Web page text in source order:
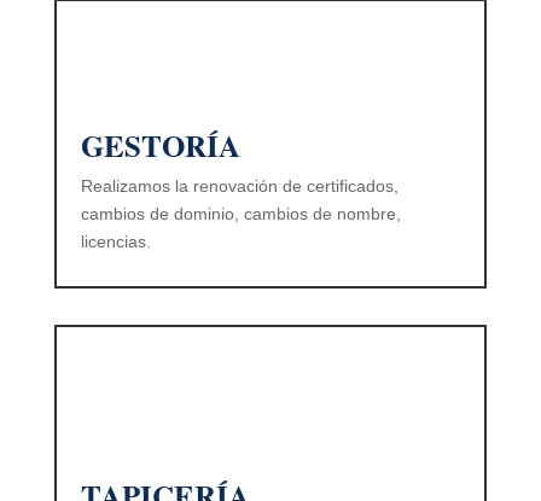
GESTORÍA
Realizamos la renovación de certificados,
cambios de dominio, cambios de nombre,
licencias.